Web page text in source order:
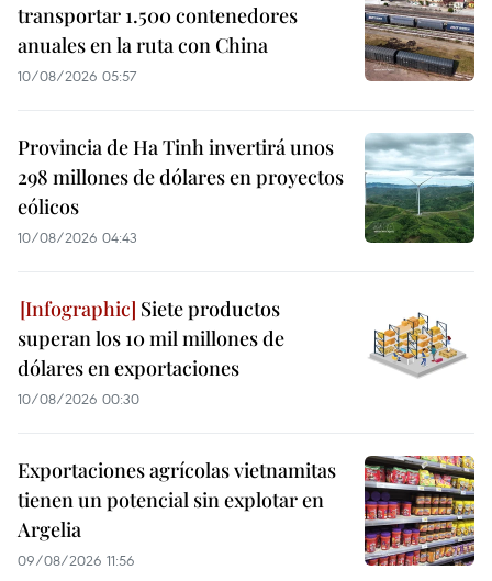
transportar 1.500 contenedores
anuales en la ruta con China
10/08/2026 05:57
Provincia de Ha Tinh invertirá unos
298 millones de dólares en proyectos
eólicos
10/08/2026 04:43
Siete productos
superan los 10 mil millones de
dólares en exportaciones
10/08/2026 00:30
Exportaciones agrícolas vietnamitas
tienen un potencial sin explotar en
Argelia
09/08/2026 11:56